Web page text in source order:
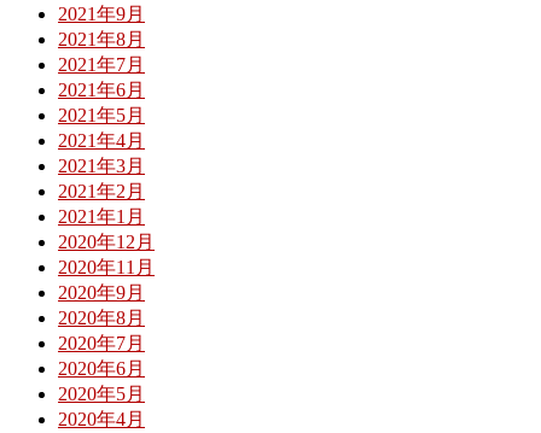
2021年9月
2021年8月
2021年7月
2021年6月
2021年5月
2021年4月
2021年3月
2021年2月
2021年1月
2020年12月
2020年11月
2020年9月
2020年8月
2020年7月
2020年6月
2020年5月
2020年4月